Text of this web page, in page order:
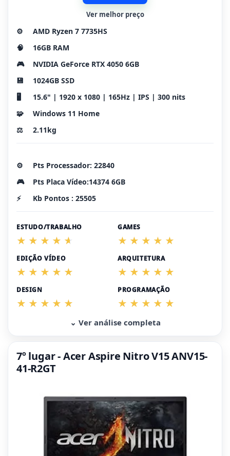
Ver melhor preço
⚙️
AMD Ryzen 7 7735HS
🧠
16GB RAM
🎮
NVIDIA GeForce RTX 4050 6GB
💾
1024GB SSD
🖥️
15.6" | 1920 x 1080 | 165Hz | IPS | 300 nits
🧩
Windows 11 Home
⚖️
2.11kg
⚙️
Pts Processador: 22840
🎮
Pts Placa Vídeo:14374 6GB
⚡
Kb Pontos : 25505
ESTUDO/TRABALHO GAMES
EDIÇÃO VÍDEO ARQUITETURA
DESIGN PROGRAMAÇÃO
⌄ Ver análise completa
7º lugar - Acer Aspire Nitro V15 ANV15-
41-R2GT